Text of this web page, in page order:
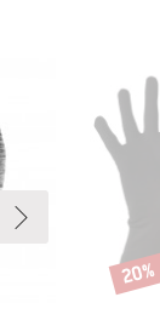
20%